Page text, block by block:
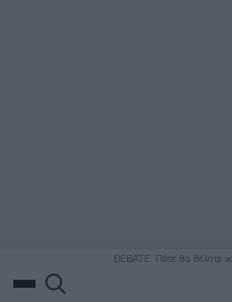
DEBATE: Πότε θα θέλατε να